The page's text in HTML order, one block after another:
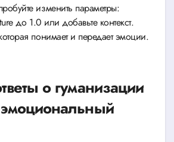
изменить параметры:
до 1.0 или добавьте контекст.
понимает и передает эмоции.
о гуманизации